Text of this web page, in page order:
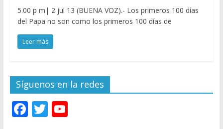
5.00 p m| 2 jul 13 (BUENA VOZ).- Los primeros 100 días
del Papa no son como los primeros 100 días de
Leer más
Síguenos en la redes
F T Y